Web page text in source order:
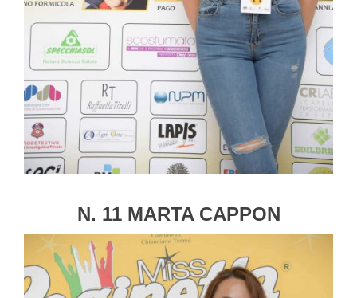
N. 11 MARTA CAPPON